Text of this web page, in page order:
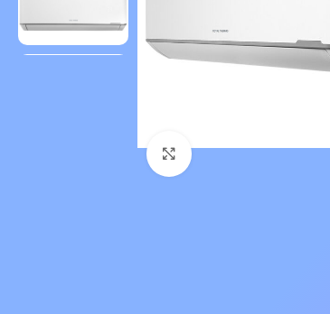
Нажмите, чтобы